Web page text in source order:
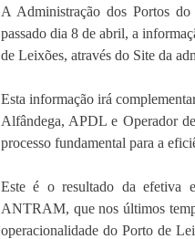
A Administração dos Portos
passado dia 8 de abril, a
de Leixões, através do Site da
Esta informação irá
Alfândega, APDL e Operador
processo fundamental para a
Este é o resultado da efetiva
ANTRAM, que nos últimos
operacionalidade do Porto de